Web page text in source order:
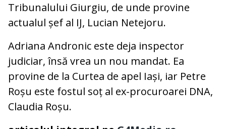
Tribunalului Giurgiu, de unde provine
actualul șef al IJ, Lucian Netejoru.
Adriana Andronic este deja inspector
judiciar, însă vrea un nou mandat. Ea
provine de la Curtea de apel Iași, iar Petre
Roșu este fostul soț al ex-procuroarei DNA,
Claudia Roșu.